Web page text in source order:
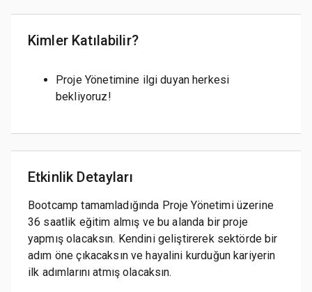
Kimler Katılabilir?
Proje Yönetimine ilgi duyan herkesi
bekliyoruz!
Etkinlik Detayları
Bootcamp tamamladığında Proje Yönetimi üzerine
36 saatlik eğitim almış ve bu alanda bir proje
yapmış olacaksın. Kendini geliştirerek sektörde bir
adım öne çıkacaksın ve hayalini kurduğun kariyerin
ilk adımlarını atmış olacaksın.